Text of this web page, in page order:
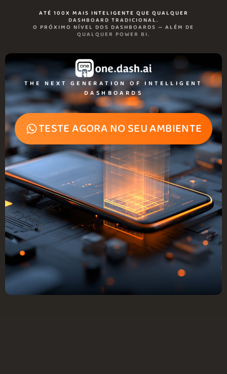
ATÉ 100X MAIS INTELIGENTE QUE QUALQUER
DASHBOARD TRADICIONAL.
O PRÓXIMO NÍVEL DOS DASHBOARDS — ALÉM DE
QUALQUER POWER BI.
THE NEXT GENERATION OF INTELLIGENT
DASHBOARDS
TESTE AGORA NO SEU AMBIENTE